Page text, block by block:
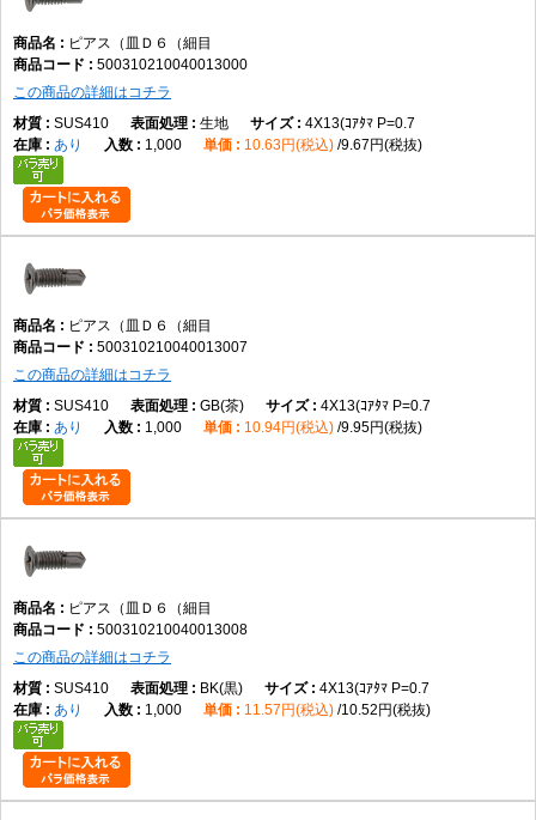
ピアス（皿Ｄ６（細目
500310210040013000
この商品の詳細はコチラ
SUS410
生地
4X13(ｺｱﾀﾏ P=0.7
あり
1,000 10.63円(税込) 9.67円(税抜)
ピアス（皿Ｄ６（細目
500310210040013007
この商品の詳細はコチラ
SUS410
GB(茶)
4X13(ｺｱﾀﾏ P=0.7
あり
1,000 10.94円(税込) 9.95円(税抜)
ピアス（皿Ｄ６（細目
500310210040013008
この商品の詳細はコチラ
SUS410
BK(黒)
4X13(ｺｱﾀﾏ P=0.7
あり
1,000 11.57円(税込) 10.52円(税抜)